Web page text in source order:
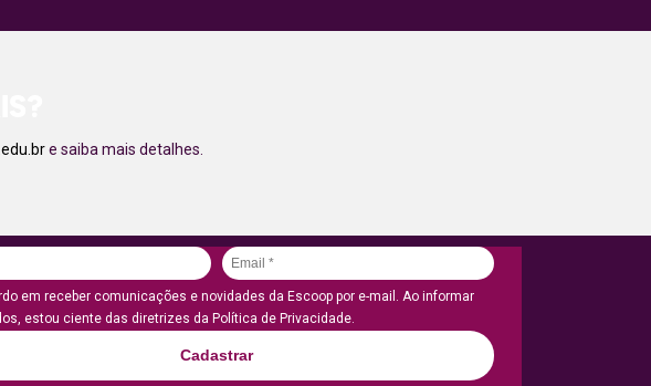
e saiba mais detalhes.
em receber comunicações e novidades da Escoop por e-mail. Ao informar
estou ciente das diretrizes da Política de Privacidade.
Cadastrar